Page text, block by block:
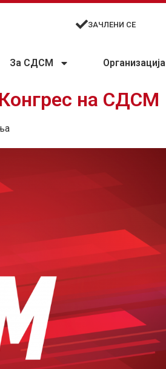
ЗАЧЛЕНИ СЕ
За СДСМ Организација
на СДСМ